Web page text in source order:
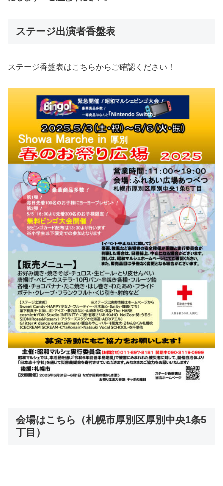
ステージ出演者香盤表
ステージ香盤表はこちらからご確認ください！
会場はこちら（札幌市厚別区厚別中央1条5
丁目）